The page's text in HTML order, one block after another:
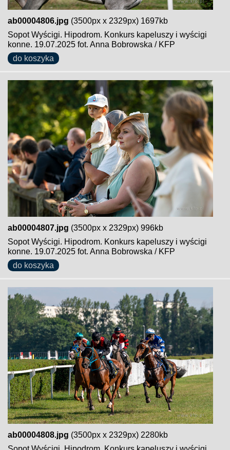
ab00004806.jpg (3500px x 2329px) 1697kb
Sopot Wyścigi. Hipodrom. Konkurs kapeluszy i wyścigi
konne. 19.07.2025 fot. Anna Bobrowska / KFP
do koszyka
ab00004807.jpg (3500px x 2329px) 996kb
Sopot Wyścigi. Hipodrom. Konkurs kapeluszy i wyścigi
konne. 19.07.2025 fot. Anna Bobrowska / KFP
do koszyka
ab00004808.jpg (3500px x 2329px) 2280kb